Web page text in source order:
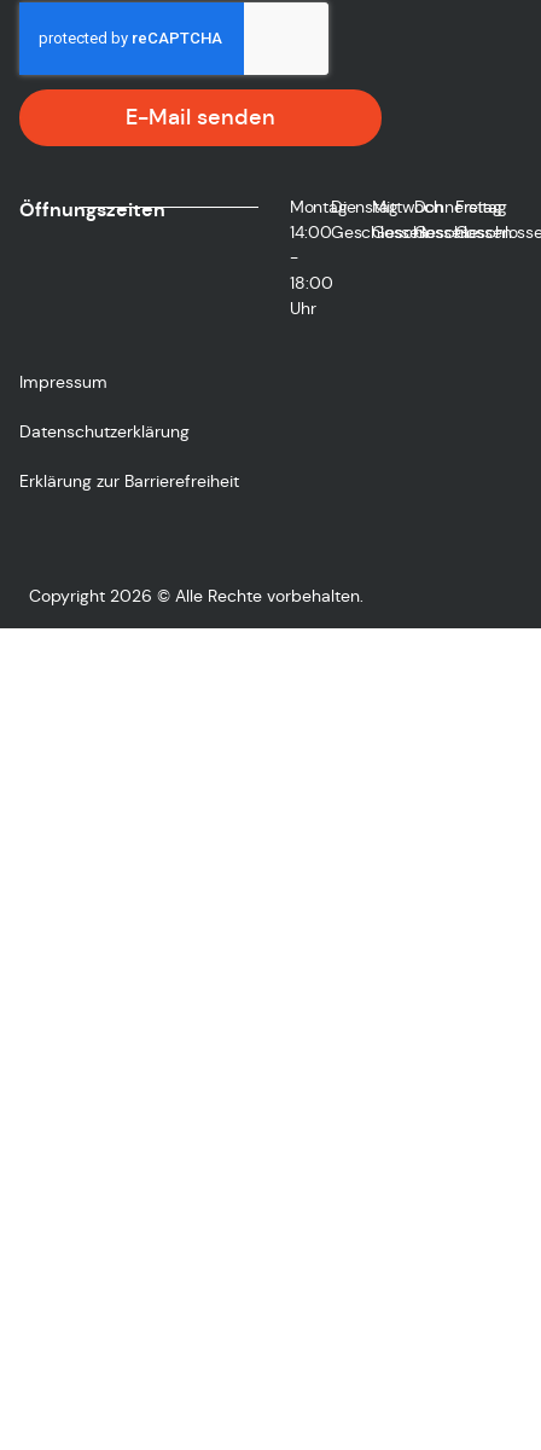
E-Mail senden
Öffnungszeiten
Montag
14:00
-
18:00
Uhr
Dienstag
Geschlossen
Mittwoch
Geschlossen
Donnerstag
Geschlossen
Freitag
Impressum
Datenschutzerklärung
Erklärung zur Barrierefreiheit
Copyright 2026 © Alle Rechte vorbehalten.